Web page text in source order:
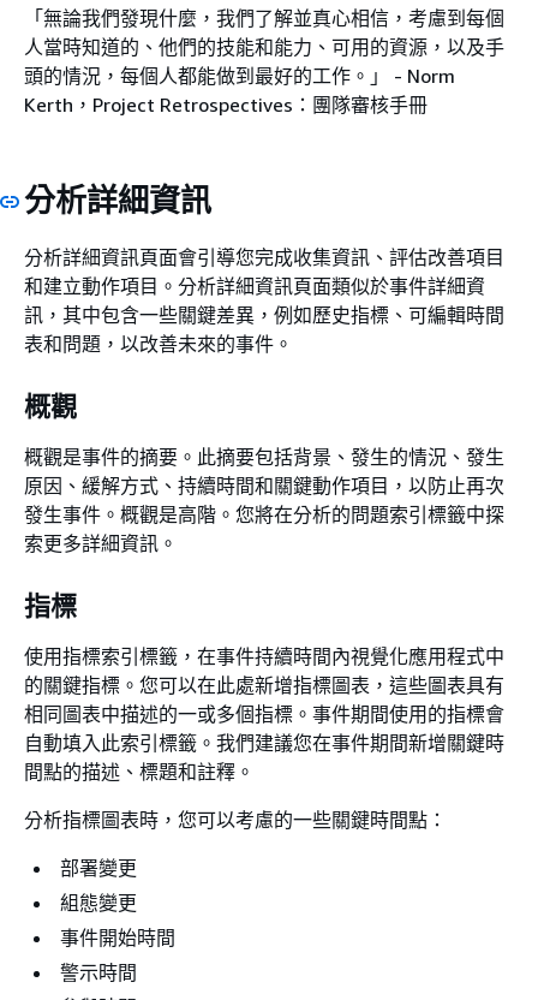
「無論我們發現什麼，我們了解並真心相信，考慮到每個
人當時知道的、他們的技能和能力、可用的資源，以及手
頭的情況，每個人都能做到最好的工作。」 - Norm
Kerth，Project Retrospectives：團隊審核手冊
分析詳細資訊
分析詳細資訊頁面會引導您完成收集資訊、評估改善項目
和建立動作項目。分析詳細資訊頁面類似於事件詳細資
訊，其中包含一些關鍵差異，例如歷史指標、可編輯時間
表和問題，以改善未來的事件。
概觀
概觀是事件的摘要。此摘要包括背景、發生的情況、發生
原因、緩解方式、持續時間和關鍵動作項目，以防止再次
發生事件。概觀是高階。您將在分析的問題索引標籤中探
索更多詳細資訊。
指標
使用指標索引標籤，在事件持續時間內視覺化應用程式中
的關鍵指標。您可以在此處新增指標圖表，這些圖表具有
相同圖表中描述的一或多個指標。事件期間使用的指標會
自動填入此索引標籤。我們建議您在事件期間新增關鍵時
間點的描述、標題和註釋。
分析指標圖表時，您可以考慮的一些關鍵時間點：
部署變更
組態變更
事件開始時間
警示時間